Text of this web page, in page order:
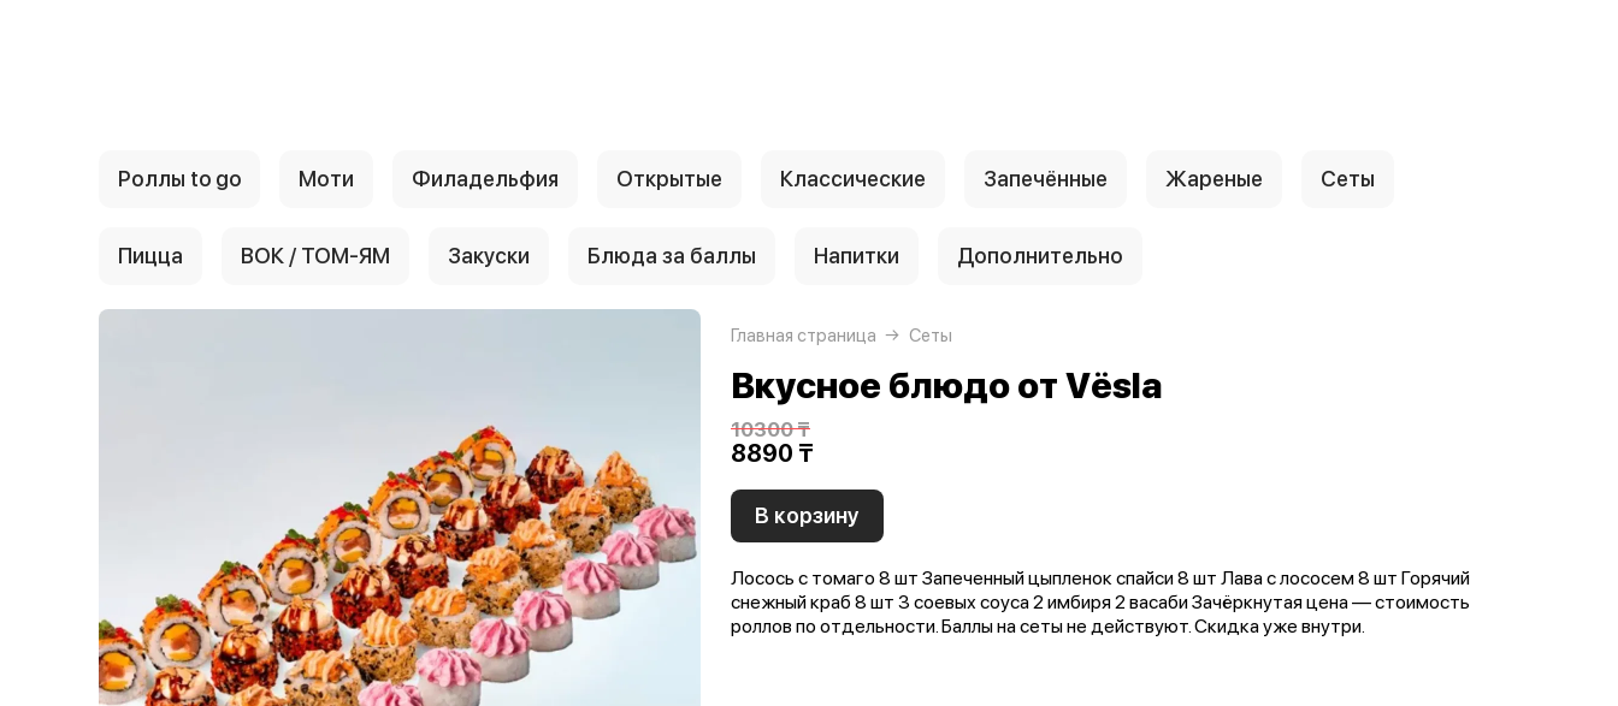
Роллы to go Моти Филадельфия Открытые Классические Запечённые Жареные Сеты
Пицца ВОК / ТОМ-ЯМ Закуски Блюда за баллы Напитки Дополнительно
Главная страница Сеты
Вкусное блюдо от Vёsla
10300 ₸
8890 ₸
В корзину
Лосось с томаго 8 шт Запеченный цыпленок спайси 8 шт Лава с лососем 8 шт Горячий
снежный краб 8 шт 3 соевых соуса 2 имбиря 2 васаби Зачёркнутая цена — стоимость
роллов по отдельности. Баллы на сеты не действуют. Скидка уже внутри.